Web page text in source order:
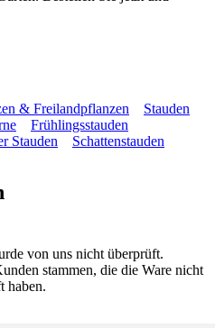
& Freilandpflanzen
Stauden
Frühlingsstauden
Stauden
Schattenstauden
von uns nicht überprüft.
stammen, die die Ware nicht
haben.